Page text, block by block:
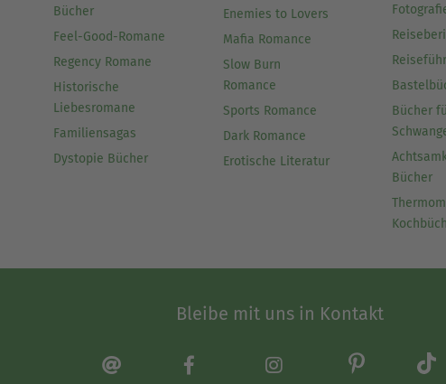
Bücher
Feel-Good-Romane
Regency Romane
Historische
Liebesromane
Familiensagas
Dystopie Bücher
Enemies to Lovers
Mafia Romance
Slow Burn
Romance
Sports Romance
Dark Romance
Erotische Literatur
Bücher
Bücher
Bleibe mit uns in Kontakt